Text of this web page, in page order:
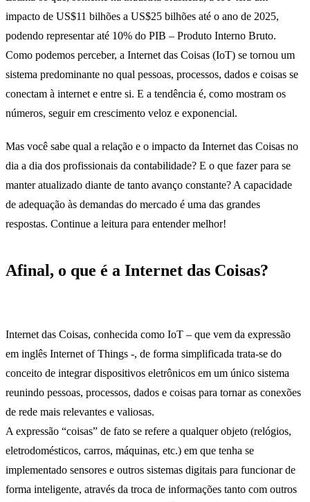
impacto de US$11 bilhões a US$25 bilhões até o ano de 2025,
podendo representar até 10% do PIB – Produto Interno Bruto.
Como podemos perceber, a Internet das Coisas (IoT) se tornou um
sistema predominante no qual pessoas, processos, dados e coisas se
conectam à internet e entre si. E a tendência é, como mostram os
números, seguir em crescimento veloz e exponencial.
Mas você sabe qual a relação e o impacto da Internet das Coisas no
dia a dia dos profissionais da contabilidade? E o que fazer para se
manter atualizado diante de tanto avanço constante? A capacidade
de adequação às demandas do mercado é uma das grandes
respostas. Continue a leitura para entender melhor!
Afinal, o que é a Internet das Coisas?
Internet das Coisas, conhecida como IoT – que vem da expressão
em inglês Internet of Things -, de forma simplificada trata-se do
conceito de integrar dispositivos eletrônicos em um único sistema
reunindo pessoas, processos, dados e coisas para tornar as conexões
de rede mais relevantes e valiosas.
A expressão “coisas” de fato se refere a qualquer objeto (relógios,
eletrodomésticos, carros, máquinas, etc.) em que tenha se
implementado sensores e outros sistemas digitais para funcionar de
forma inteligente, através da troca de informações tanto com outros